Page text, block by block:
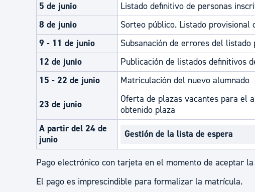
5 de junio
Listado definitivo de personas
8 de junio
Sorteo público. Listado provisional
9 - 11 de junio
Subsanación de errores del
12 de junio
Publicación de listados definitivos
15 - 22 de junio
Matriculación del nuevo alumnado
23 de junio
Oferta de plazas vacantes para el
obtenido plaza
A partir del 24 de
junio
Gestión de la lista de espera
Pago electrónico con tarjeta en el momento de aceptar
El pago es imprescindible para formalizar la matrícula.